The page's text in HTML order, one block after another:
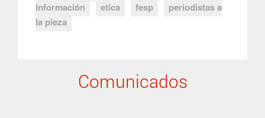
información
etica fesp
periodistas a
la pieza
Comunicados